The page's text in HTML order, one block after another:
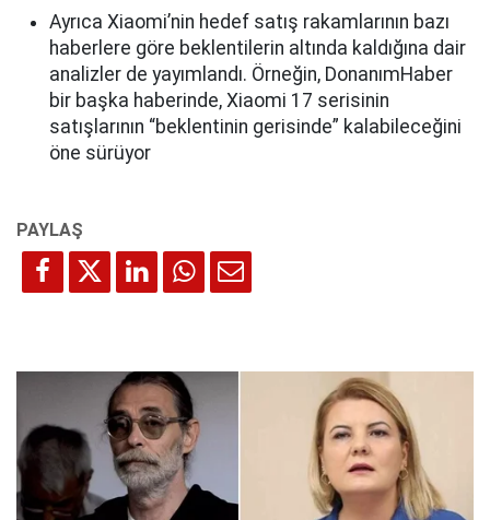
Ayrıca Xiaomi’nin hedef satış rakamlarının bazı
haberlere göre beklentilerin altında kaldığına dair
analizler de yayımlandı. Örneğin, DonanımHaber
bir başka haberinde, Xiaomi 17 serisinin
satışlarının “beklentinin gerisinde” kalabileceğini
öne sürüyor